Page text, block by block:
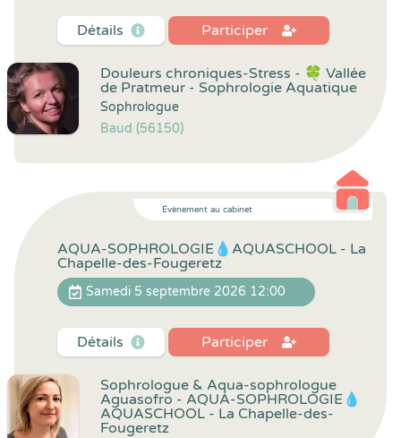
Détails Participer
Douleurs chroniques-Stress - 🍀 Vallée
de Pratmeur - Sophrologie Aquatique
Sophrologue
Baud (56150)
Évènement au cabinet
AQUA-SOPHROLOGIE💧AQUASCHOOL - La
Chapelle-des-Fougeretz
Samedi 5 septembre 2026 12:00
Détails Participer
Sophrologue & Aqua-sophrologue
Aguasofro - AQUA-SOPHROLOGIE💧
AQUASCHOOL - La Chapelle-des-
Fougeretz